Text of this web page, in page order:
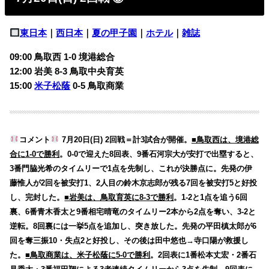
東日本｜西日本｜夏の甲子園 ｜ホテル｜雑誌
09:00 鳥取西 1-0 境港総合
12:00 岩美 8-3 鳥取中央育英
15:00米子松蔭 0-5 鳥取商業
コメント 7月20日(日) 2回戦＝計3試合が開催。 ■鳥取西は、境港総
合に1-0で勝利 。0-0で迎えた8回表、9番石河宗大が安打で出塁すると、
3番門脇光希のタイムリーで1点を先制し、これが決勝点に。先発の伊
藤惟人が2回を被安打1、2人目の鈴木京志郎が残る7回を被安打5と好投
し、完封した。■岩美は、鳥取育英に8-3で勝利 。1-2と1点を追う6回
裏、6番青木香太と9番相宅晴竜のタイムリー2本から2点を奪い、3-2と
逆転。8回裏には一挙5点を追加し、突き放した。先発の平田槙太郎が6
回を奪三振10・失点2と好投し、その後は田中悠也→寺口陽が救援し
た。■鳥取商業は、米子松蔭に5-0で勝利 。2回表に1番松本丈宏・2番石